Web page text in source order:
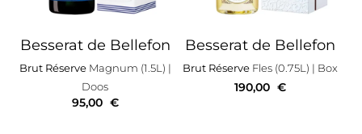
Besserat de Bellefon
Brut Réserve Magnum (1.5L) |
Doos
95,00 €
Besserat de Bellefon
Brut Réserve Fles (0.75L) | Box
190,00 €